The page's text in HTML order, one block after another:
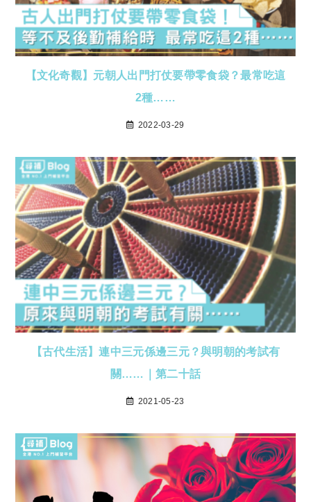
【文化奇觀】元朝人出門打仗要帶零食袋？最常吃這
2種……
2022-03-29
【古代生活】連中三元係邊三元？與明朝的考試有
關……｜第二十話
2021-05-23